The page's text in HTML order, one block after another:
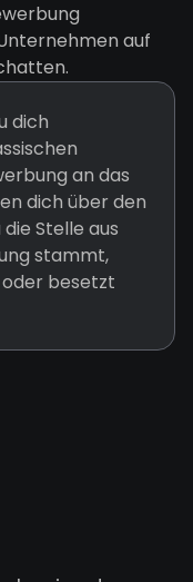
auf
dich
an das
dich über den
Stelle aus
stammt,
besetzt